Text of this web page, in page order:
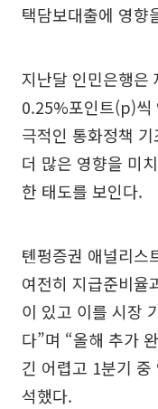
택담보대출에 영향
지난달 인민은행은
0.25%포인트(p)씩
극적인 통화정책
더 많은 영향을 미
한 태도를 보인다.
톈펑증권 애널리스
여전히 지급준비율
이 있고 이를 시장
다”며 “올해 추가
긴 어렵고 1분기
석했다.